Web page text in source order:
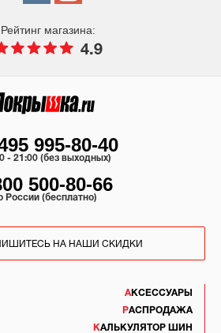
Рейтинг магазина:
4.9
АКСЕССУАРЫ
РАСПРОДАЖА
КАЛЬКУЛЯТОР ШИН
995-80-40
- 21:00 (без выходных)
500-80-66
России (бесплатно)
НА НАШИ СКИДКИ